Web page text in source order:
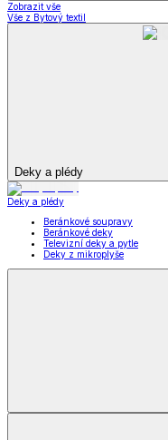
Zobrazit vše
Vše z Bytový textil
Deky a plédy
Deky a plédy
Beránkové soupravy
Beránkové deky
Televizní deky a pytle
Deky z mikroplyše